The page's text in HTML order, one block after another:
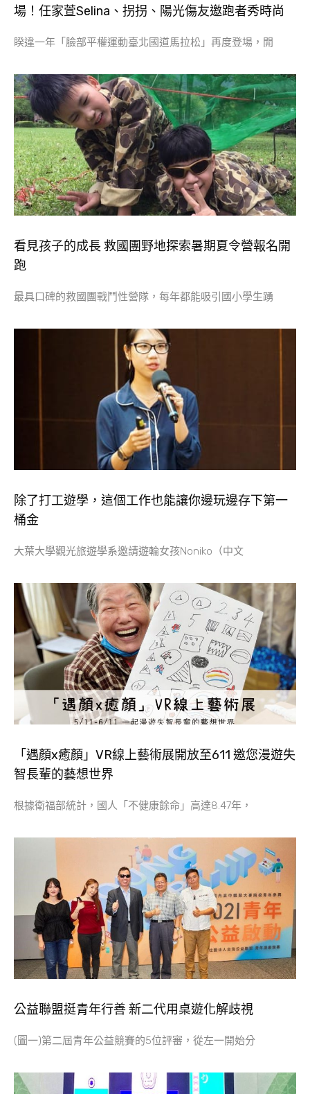
場！任家萱Selina、拐拐、陽光傷友邀跑者秀時尚
睽違一年「臉部平權運動臺北國道馬拉松」再度登場，開
看見孩子的成長 救國團野地探索暑期夏令營報名開
跑
最具口碑的救國團戰鬥性營隊，每年都能吸引國小學生踴
除了打工遊學，這個工作也能讓你邊玩邊存下第一
桶金
大葉大學觀光旅遊學系邀請遊輪女孩Noniko（中文
「遇顏x癒顏」VR線上藝術展開放至611 邀您漫遊失
智長輩的藝想世界
根據衛福部統計，國人「不健康餘命」高達8.47年，
公益聯盟挺青年行善 新二代用桌遊化解歧視
(圖一)第二屆青年公益競賽的5位評審，從左一開始分